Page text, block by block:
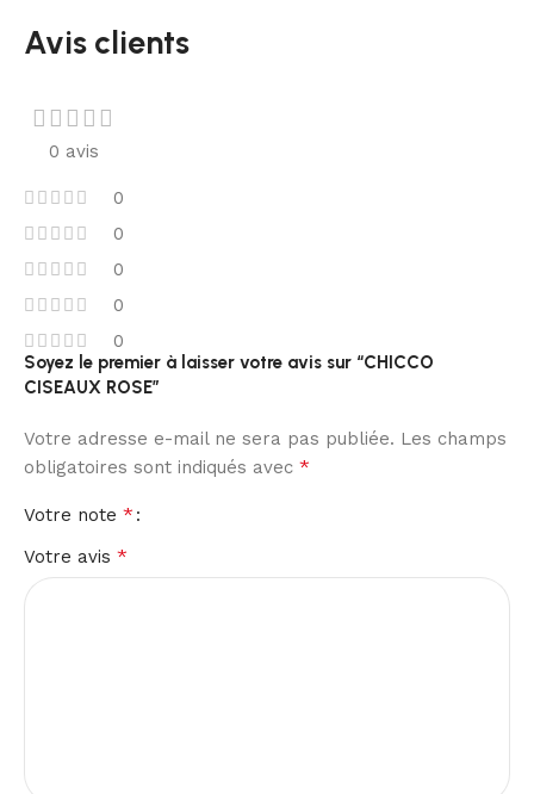
Avis clients
0 avis
0
0
0
0
0
Soyez le premier à laisser votre avis sur “CHICCO
CISEAUX ROSE”
Votre adresse e-mail ne sera pas publiée. Les champs
obligatoires sont indiqués avec *
Votre note *
Votre avis *